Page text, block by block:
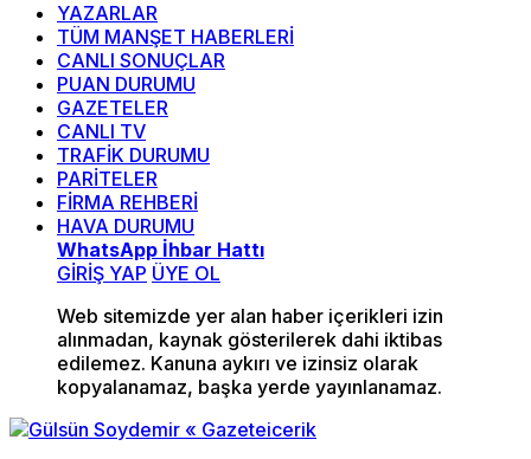
YAZARLAR
TÜM MANŞET HABERLERİ
CANLI SONUÇLAR
PUAN DURUMU
GAZETELER
CANLI TV
TRAFİK DURUMU
PARİTELER
FİRMA REHBERİ
HAVA DURUMU
WhatsApp İhbar Hattı
GİRİŞ YAP ÜYE OL
Web sitemizde yer alan haber içerikleri izin
alınmadan, kaynak gösterilerek dahi iktibas
edilemez. Kanuna aykırı ve izinsiz olarak
kopyalanamaz, başka yerde yayınlanamaz.